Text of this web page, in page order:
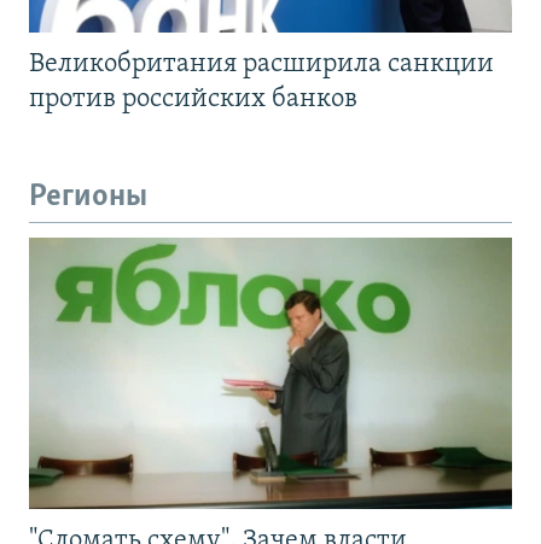
Великобритания расширила санкции
против российских банков
Регионы